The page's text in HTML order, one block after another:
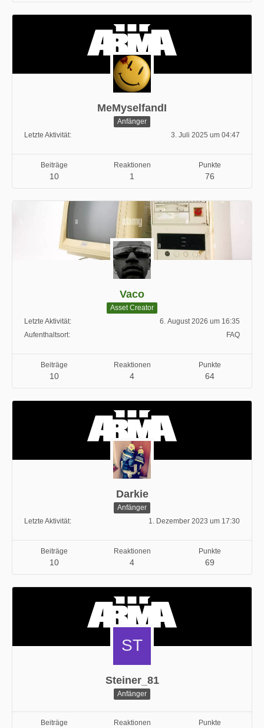
MeMyselfandI
Anfänger
Letzte Aktivität
3. Juli 2025 um 04:47
Beiträge
10
Reaktionen
1
Punkte
76
Vaco
Asset Creator
Letzte Aktivität
6. August 2026 um 16:35
Aufenthaltsort
FAQ
Beiträge
10
Reaktionen
4
Punkte
64
Darkie
Anfänger
Letzte Aktivität
1. Dezember 2023 um 17:30
Beiträge
10
Reaktionen
4
Punkte
69
Steiner_81
Anfänger
Beiträge Reaktionen Punkte